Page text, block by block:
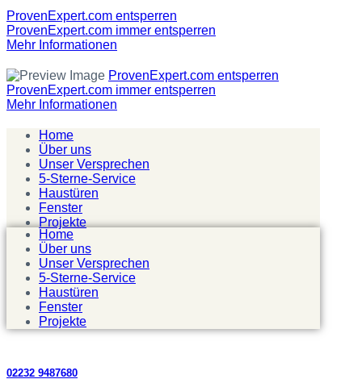
ProvenExpert.com entsperren
ProvenExpert.com immer entsperren
Mehr Informationen
ProvenExpert.com entsperren
ProvenExpert.com immer entsperren
Mehr Informationen
Home
Über uns
Unser Versprechen
5-Sterne-Service
Haustüren
Fenster
Projekte
Home
Über uns
Unser Versprechen
5-Sterne-Service
Haustüren
Fenster
Projekte
02232 9487680